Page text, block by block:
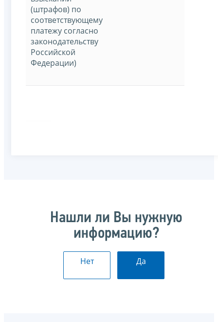
(штрафов) по
соответствующему
платежу согласно
законодательству
Российской
Федерации)
Нашли ли Вы нужную
информацию?
Нет Да